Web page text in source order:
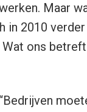
Maar
in 2010
ons
“Bedrijven